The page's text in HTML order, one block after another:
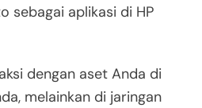
sebagai aplikasi di HP
dengan aset Anda di
melainkan di jaringan